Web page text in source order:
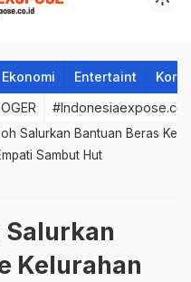
Ekonomi Entertaint
Salurkan Bantuan Beras Ke
Sambut Hut
Salurkan
Kelurahan